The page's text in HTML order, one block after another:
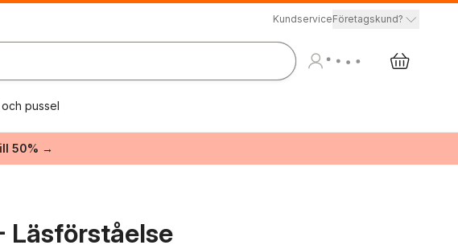
KundserviceFöretagskund?
pussel
50% →
Läsförståelse